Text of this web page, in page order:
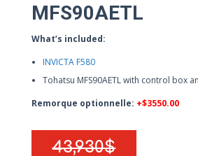
MFS90AETL
What’s included:
INVICTA F580
Tohatsu MFS90AETL with control box
Remorque optionnelle: +$3550.00
43,930$